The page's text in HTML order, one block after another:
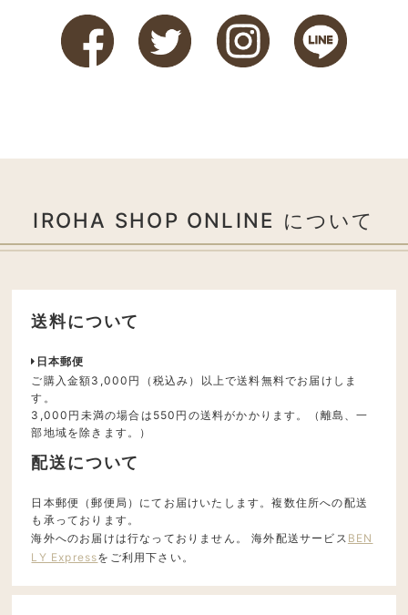
IROHA SHOP ONLINE について
送料について
日本郵便
ご購入金額3,000円（税込み）以上で送料無料でお届けしま
す。
3,000円未満の場合は550円の送料がかかります。（離島、一
部地域を除きます。）
配送について
日本郵便（郵便局）にてお届けいたします。複数住所への配送
も承っております。
海外へのお届けは行なっておりません。 海外配送サービス BEN
LY Expressをご利用下さい。